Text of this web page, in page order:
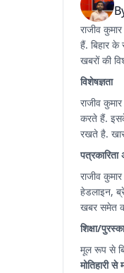
राजीव
हैं. बिहार के
खबरों की
विशेषज्ञता
राजीव
करते हैं.
रखते है.
राजीव
हेडलाइन,
खबर समेत
शिक्षा/
मूल रूप से
मोतिहारी